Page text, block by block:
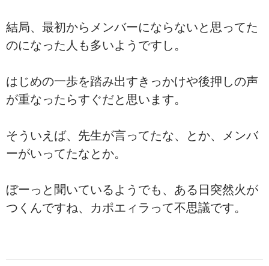
結局、最初からメンバーにならないと思ってた
のになった人も多いようですし。
はじめの一歩を踏み出すきっかけや後押しの声
が重なったらすぐだと思います。
そういえば、先生が言ってたな、とか、メンバ
ーがいってたなとか。
ぼーっと聞いているようでも、ある日突然火が
つくんですね、カポエィラって不思議です。